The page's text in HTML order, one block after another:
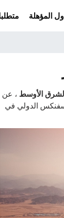
المؤهلة
الأوسط ، عن
الدولي في